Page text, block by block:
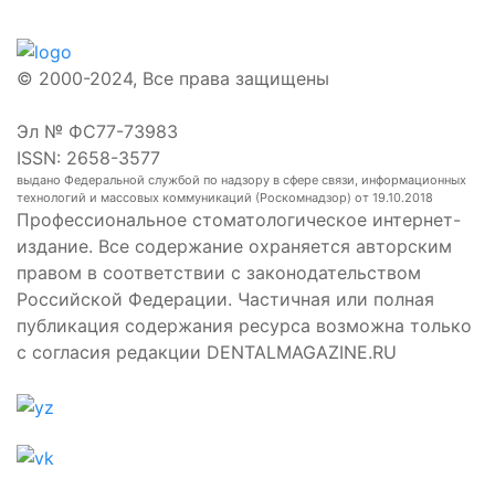
© 2000-2024, Все права защищены
Эл № ФС77-73983
ISSN: 2658-3577
выдано Федеральной службой по надзору в сфере связи, информационных
технологий и массовых коммуникаций (Роскомнадзор) от 19.10.2018
Профессиональное стоматологическое интернет-
издание. Все содержание охраняется авторским
правом в соответствии с законодательством
Российской Федерации. Частичная или полная
публикация содержания ресурса возможна только
с согласия редакции DENTALMAGAZINE.RU